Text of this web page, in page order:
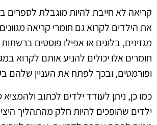
קריאה לא חייבת להיות מוגבלת לספרים
את הילדים לקרוא גם חומרי קריאה
מגזינים, בלוגים או אפילו פוסטים
חומרים אלו יכולים להניע אותם לקרוא
ופורמטים, ובכך לפתח את העניין שלהם
כמו כן, ניתן לעודד ילדים לכתוב
ילדים שהופכים להיות חלק מהתהליך